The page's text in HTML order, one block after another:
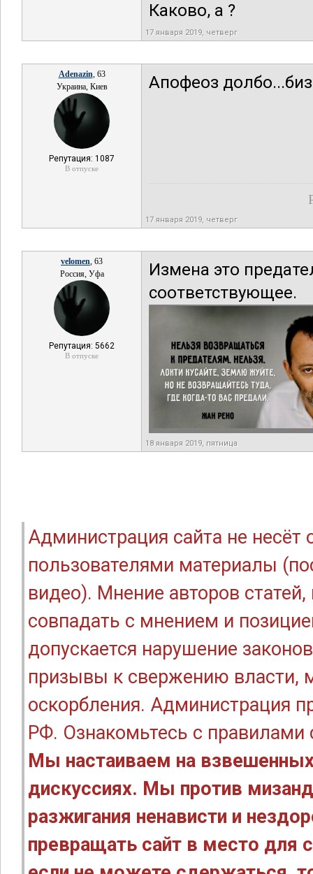
Каково, а ?
17 января 2019, четверг
Adenazin, 63
Украина, Киев
Репутация: 1087
В отпуске
Апофеоз
17 января 2019, четверг
velomen, 63
Россия, Уфа
Репутация: 5662
В отпуске
Измена это
соответствующее.
18 января 2019, пятница
Администрация сайта не
пользователями материалы
видео). Мнение авторов
совпадать с мнением и
допускается нарушение
призывы к свержению власти,
оскорбления. Администрация
РФ. Ознакомьтесь с правилами
Мы настаиваем на
дискуссиях. Мы против
разжигания ненависти и
превращать сайт в место для